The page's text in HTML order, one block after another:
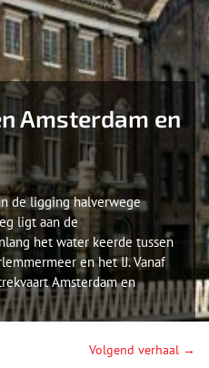
Amsterdam en
de ligging halverwege
ligt aan de
het water keerde tussen
en het IJ. Vanaf
Amsterdam en
Volgend verhaal →